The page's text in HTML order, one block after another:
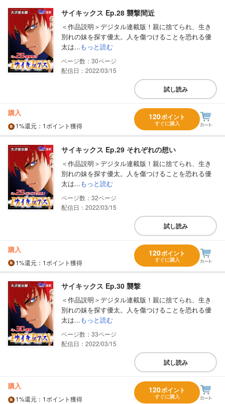
サイキックス Ep.28 襲撃間近
＜作品説明＞デジタル連載版！親に捨てられ、生き
別れの妹を探す優太。人を傷つけることを恐れる優
太は...もっと読む
30
配信日：2022/03/15
試し読み
購入
1%還元 ：1ポイント獲得
120ポイント
すぐに購入
サイキックス Ep.29 それぞれの想い
＜作品説明＞デジタル連載版！親に捨てられ、生き
別れの妹を探す優太。人を傷つけることを恐れる優
太は...もっと読む
32
配信日：2022/03/15
試し読み
購入
1%還元 ：1ポイント獲得
120ポイント
すぐに購入
サイキックス Ep.30 襲撃
＜作品説明＞デジタル連載版！親に捨てられ、生き
別れの妹を探す優太。人を傷つけることを恐れる優
太は...もっと読む
33
配信日：2022/03/15
試し読み
購入
1%還元 ：1ポイント獲得
120ポイント
すぐに購入